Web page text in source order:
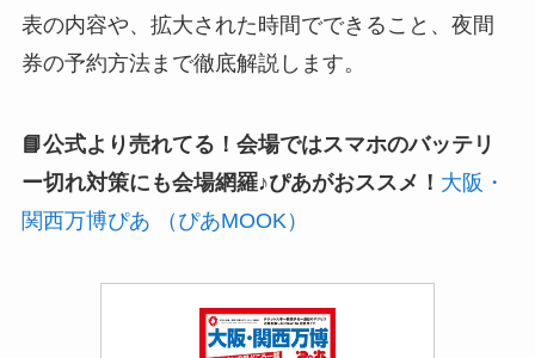
表の内容や、拡大された時間でできること、夜間
券の予約方法まで徹底解説します。
📘公式より売れてる！会場ではスマホのバッテリ
ー切れ対策にも会場網羅♪ぴあがおススメ！ 大阪・
関西万博ぴあ （ぴあMOOK）